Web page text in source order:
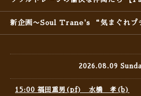
新企画〜Soul Trane's “気まぐれプ
2026.08.09
15:00 福田重男(pf) 水橋 孝(b)